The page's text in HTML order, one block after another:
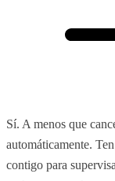
Sí. A menos que
automáticamente.
contigo para